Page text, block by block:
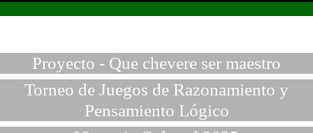
Proyecto - Que chevere ser maestro
Torneo de Juegos de Razonamiento y
Pensamiento Lógico